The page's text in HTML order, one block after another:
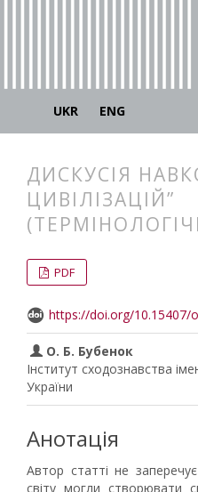
UKR ENG
ДИСКУСІЯ
ЦИВІЛІЗАЦІЙ”
PDF
https://doi.org/10.15407/
О. Б. Бубенок
Інститут сходознавства
України
Анотація
Автор статті не
світу могли створювати